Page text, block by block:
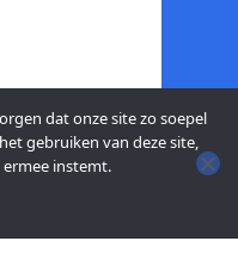
dat onze site zo soepel
gebruiken van deze site,
instemt.